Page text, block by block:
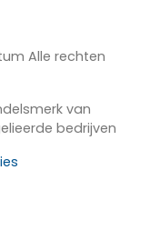
Alle rechten
van
bedrijven